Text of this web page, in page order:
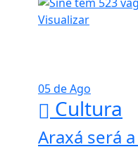
Visualizar
05 de Ago
Cultura
Araxá será